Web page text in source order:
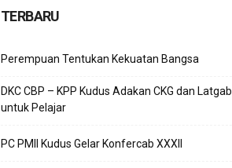
TERBARU
Perempuan Tentukan Kekuatan Bangsa
DKC CBP – KPP Kudus Adakan CKG dan Latgab
untuk Pelajar
PC PMII Kudus Gelar Konfercab XXXII